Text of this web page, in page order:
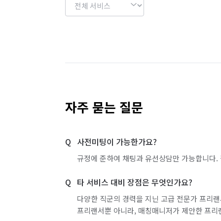
자주 묻는 질문
사전미팅이 가능한가요?
규정에 준하여 채팅과 유선상담만 가능합니다
타 서비스 대비 장점은 무엇인가요?
다양한 직군의 경력을 지닌 고급 전문가 프리
프리랜서뿐 아니라, 매칭매니저가 제안한 프